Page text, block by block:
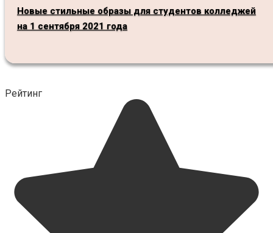
Новые стильные образы для студентов колледжей
на 1 сентября 2021 года
Рейтинг